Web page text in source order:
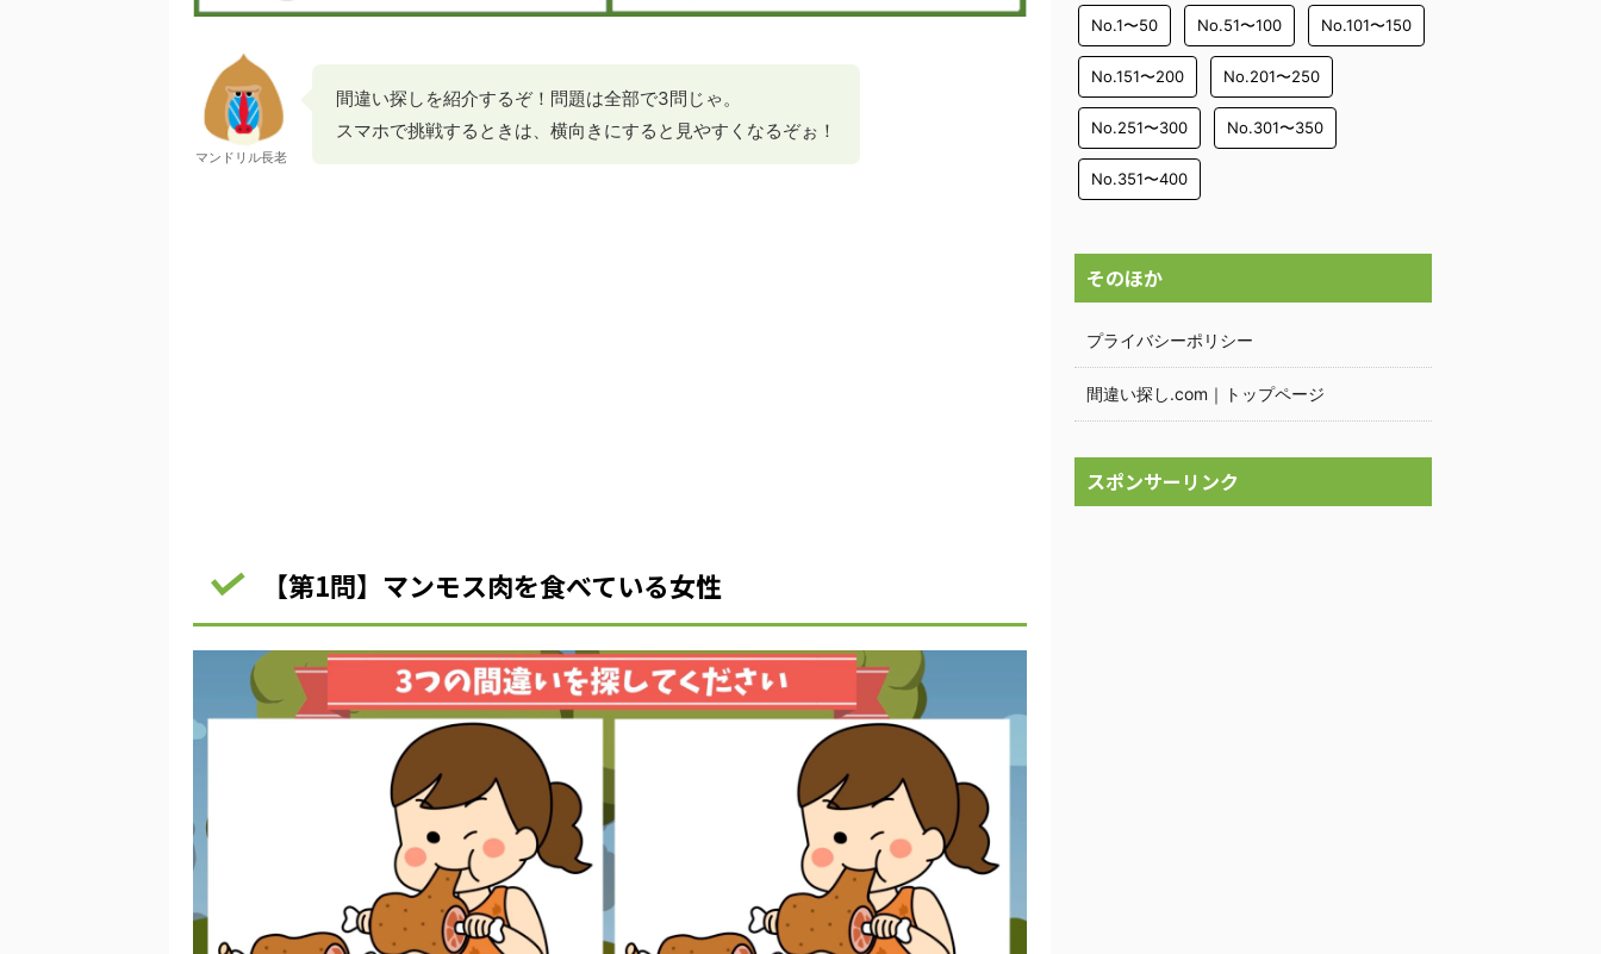
マンドリル長老
間違い探しを紹介するぞ！問題は全部で3問じゃ。
スマホで挑戦するときは、横向きにすると見やすくなるぞぉ！
【第1問】マンモス肉を食べている女性
No.1〜50 No.51〜100 No.101〜150
No.151〜200 No.201〜250
No.251〜300 No.301〜350
No.351〜400
そのほか
プライバシーポリシー
間違い探し.com｜トップページ
スポンサーリンク